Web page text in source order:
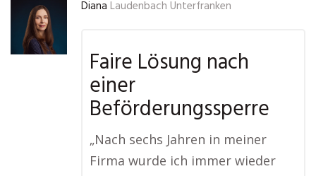
Diana Laudenbach Unterfranken
Faire Lösung nach
einer
Beförderungssperre
„Nach sechs Jahren in meiner
Firma wurde ich immer wieder